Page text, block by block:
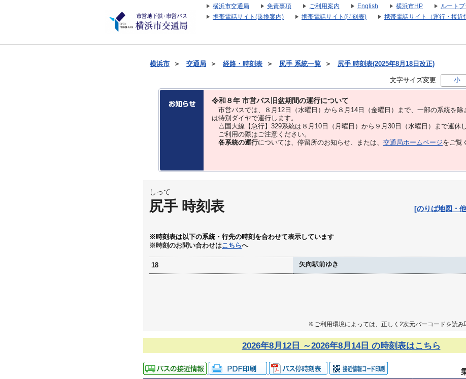
横浜市交通局 免責事項 ご利用案内 English 横浜市HP ルート
携帯電話サイト(乗換案内)
携帯電話サイト(時刻表) 携帯電話サイト（運行・接近
横浜市 ＞ 交通局 ＞ 経路・時刻表 ＞ 尻手 系統一覧 ＞ 尻手 時刻表(2025年8月18日改正)
文字サイズ変更 小
令和８年 市営バス旧盆期間の運行について
市営バスでは、８⽉12⽇（水曜日）から８⽉14⽇（金曜日）まで、⼀部の系統を除
は特別ダイヤで運⾏します。
△国大線【急行】329系統は８月10日（月曜日）から９月30日（水曜日）まで運休し
ご利用の際はご注意ください。
各系統の運行については、停留所のお知らせ、または、 交通局ホームページをご覧
しって
尻手 時刻表 [のりば地図・
※時刻表は以下の系統・行先の時刻を合わせて表示しています
※時刻のお問い合わせはこちらへ
18 矢向駅前ゆき
※ご利用環境によっては、正しく2次元バーコードを読み
2026年8月12日 ～2026年8月14日 の時刻表はこちら